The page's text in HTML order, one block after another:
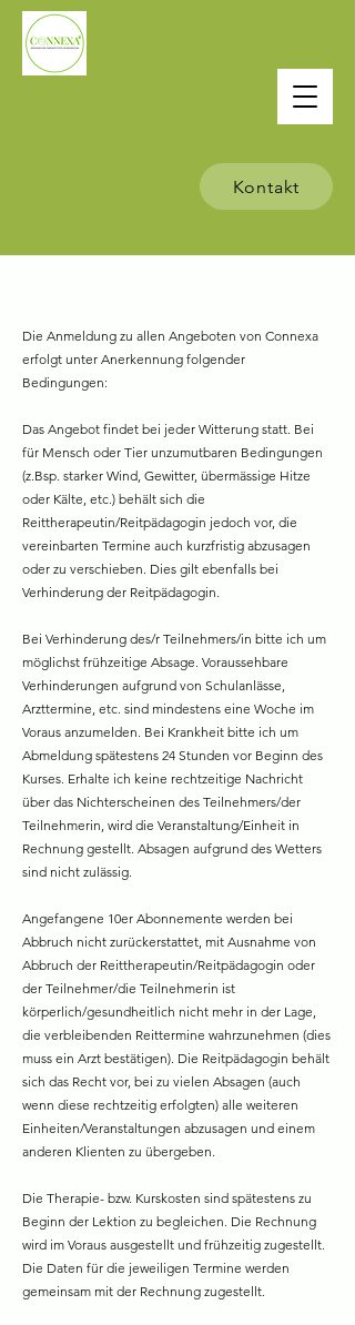
Kontakt
Die Anmeldung zu allen Angeboten von Connexa
erfolgt unter Anerkennung folgender
Bedingungen:
Das Angebot findet bei jeder Witterung statt. Bei
für Mensch oder Tier unzumutbaren Bedingungen
(z.Bsp. starker Wind, Gewitter, übermässige Hitze
oder Kälte, etc.) behält sich die
Reittherapeutin/Reitpädagogin jedoch vor, die
vereinbarten Termine auch kurzfristig abzusagen
oder zu verschieben. Dies gilt ebenfalls bei
Verhinderung der Reitpädagogin.
Bei Verhinderung des/r Teilnehmers/in bitte ich um
möglichst frühzeitige Absage. Voraussehbare
Verhinderungen aufgrund von Schulanlässe,
Arzttermine, etc. sind mindestens eine Woche im
Voraus anzumelden. Bei Krankheit bitte ich um
Abmeldung spätestens 24 Stunden vor Beginn des
Kurses. Erhalte ich keine rechtzeitige Nachricht
über das Nichterscheinen des Teilnehmers/der
Teilnehmerin, wird die Veranstaltung/Einheit in
Rechnung gestellt. Absagen aufgrund des Wetters
sind nicht zulässig.
Angefangene 10er Abonnemente werden bei
Abbruch nicht zurückerstattet, mit Ausnahme von
Abbruch der Reittherapeutin/Reitpädagogin oder
der Teilnehmer/die Teilnehmerin ist
körperlich/gesundheitlich nicht mehr in der Lage,
die verbleibenden Reittermine wahrzunehmen (dies
muss ein Arzt bestätigen). Die Reitpädagogin behält
sich das Recht vor, bei zu vielen Absagen (auch
wenn diese rechtzeitig erfolgten) alle weiteren
Einheiten/Veranstaltungen abzusagen und einem
anderen Klienten zu übergeben.
Die Therapie- bzw. Kurskosten sind spätestens zu
Beginn der Lektion zu begleichen. Die Rechnung
wird im Voraus ausgestellt und frühzeitig zugestellt.
Die Daten für die jeweiligen Termine werden
gemeinsam mit der Rechnung zugestellt.